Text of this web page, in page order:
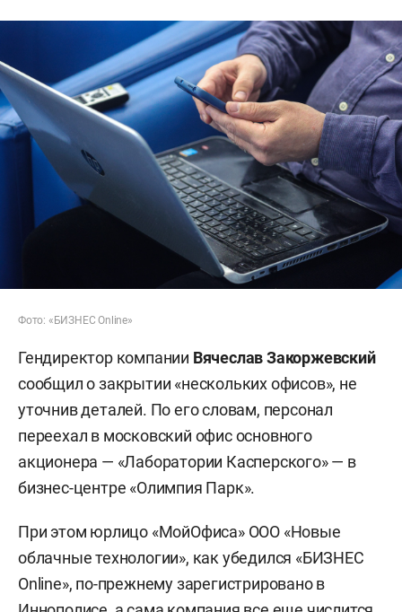
Фото: «БИЗНЕС Online»
Гендиректор компании Вячеслав Закоржевский
сообщил о закрытии «нескольких офисов», не
уточнив деталей. По его словам, персонал
переехал в московский офис основного
акционера — «Лаборатории Касперского» — в
бизнес-центре «Олимпия Парк».
При этом юрлицо «МойОфиса» ООО «Новые
облачные технологии», как убедился «БИЗНЕС
Online», по-прежнему зарегистрировано в